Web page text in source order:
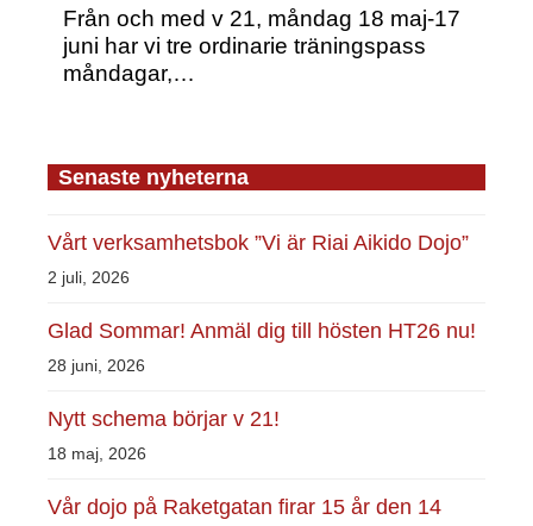
Från och med v 21, måndag 18 maj-17
juni har vi tre ordinarie träningspass
måndagar,…
Senaste nyheterna
Vårt verksamhetsbok ”Vi är Riai Aikido Dojo”
2 juli, 2026
Glad Sommar! Anmäl dig till hösten HT26 nu!
28 juni, 2026
Nytt schema börjar v 21!
18 maj, 2026
Vår dojo på Raketgatan firar 15 år den 14